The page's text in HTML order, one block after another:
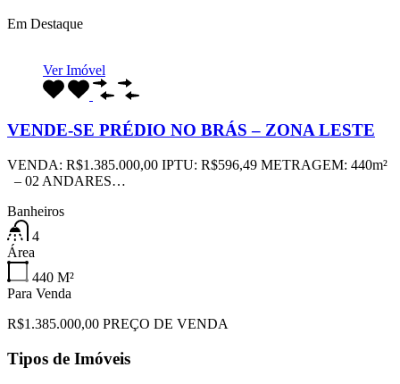
Em Destaque
Ver Imóvel
VENDE-SE PRÉDIO NO BRÁS – ZONA LESTE
VENDA: R$1.385.000,00 IPTU: R$596,49 METRAGEM: 440m²
– 02 ANDARES…
Banheiros
4
Área
440 M²
Para Venda
R$1.385.000,00 PREÇO DE VENDA
Tipos de Imóveis